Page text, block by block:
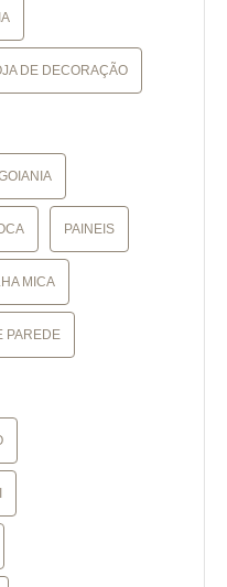
DE DECORAÇÃO
PAINEIS
MICA
PAREDE